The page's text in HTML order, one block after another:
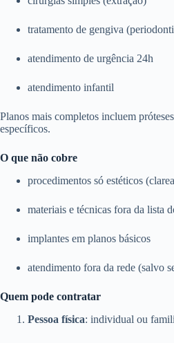
tratamento de gengiva
atendimento de urgência 24h
atendimento infantil
Planos mais completos incluem
específicos.
O que não cobre
procedimentos só estéticos
materiais e técnicas fora da lista
implantes em planos básicos
atendimento fora da rede (salvo
Quem pode contratar
Pessoa física: individual ou